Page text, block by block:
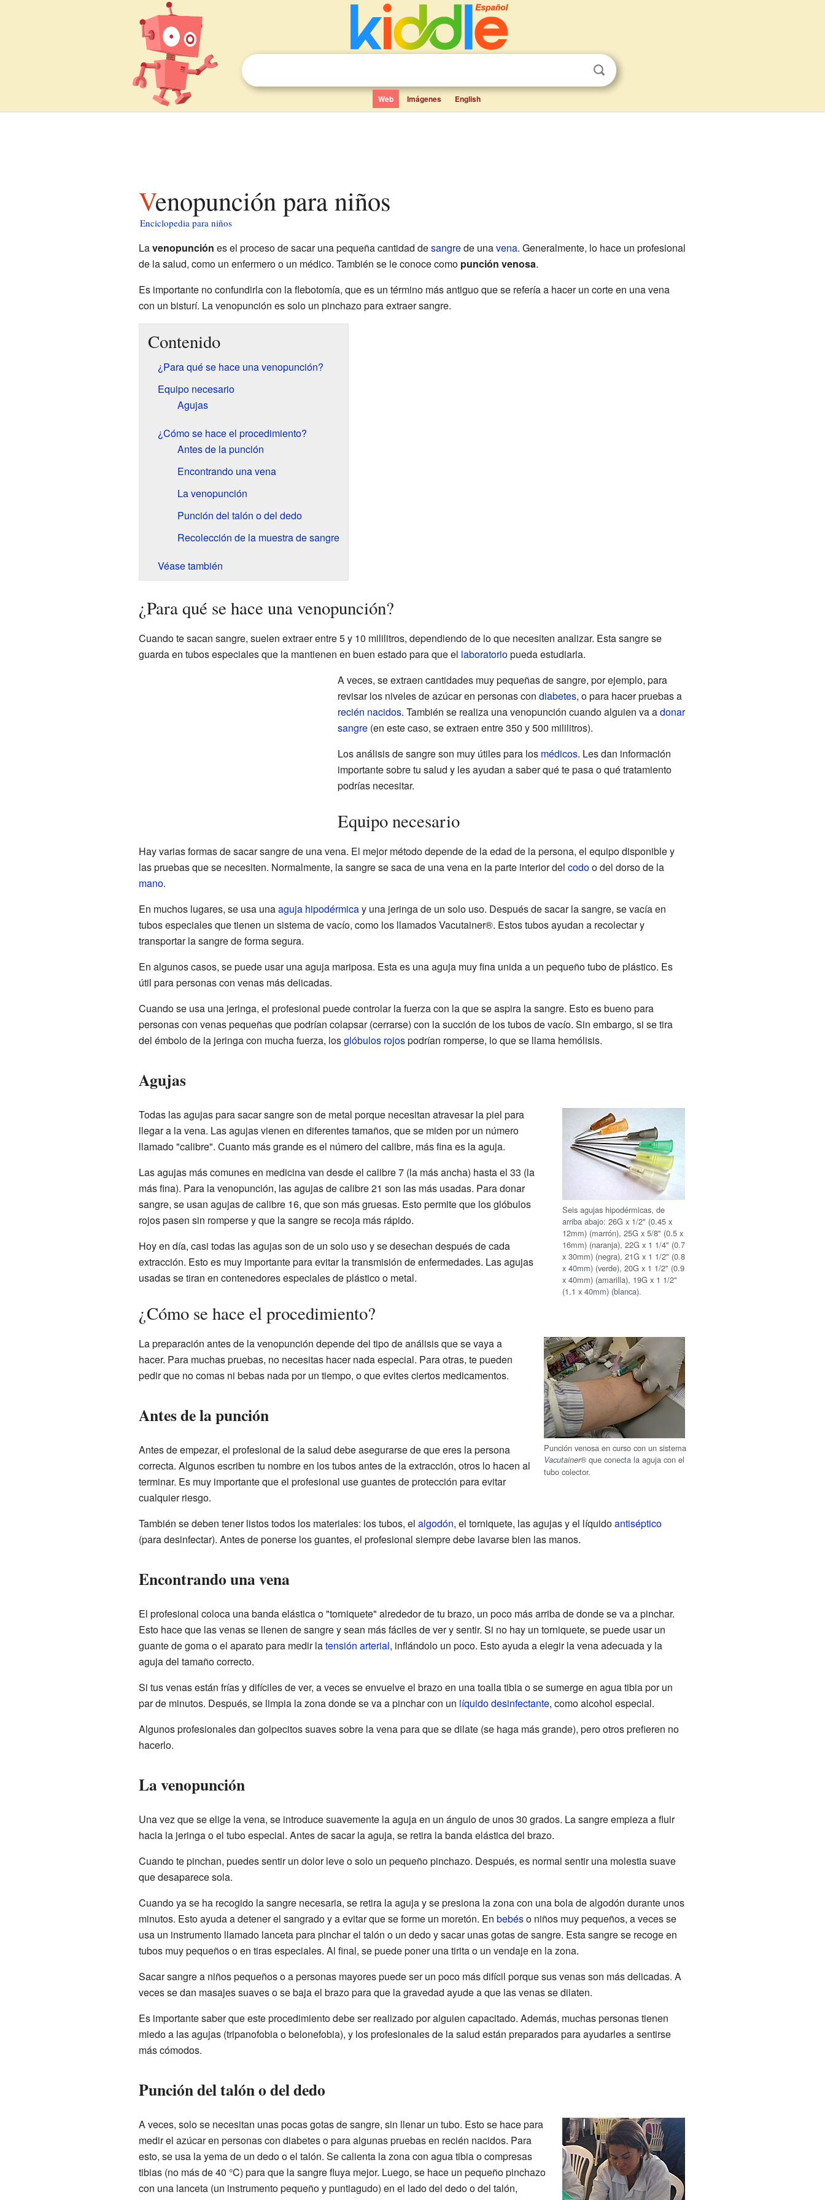
Web Imágenes English
Venopunción para niños
Enciclopedia para niños
Lavenopunción es el proceso de sacar una pequeña cantidad desangrede unavena. Generalmente, lo hace un profesional
de la salud, como un enfermero o un médico. También se le conoce como punción venosa.
Es importante no confundirla con la flebotomía, que es un término más antiguo que se refería a hacer un corte en una vena
con un bisturí. La venopunción es solo un pinchazo para extraer sangre.
Contenido
¿Para qué se hace una venopunción?
Equipo necesario
Agujas
¿Cómo se hace el procedimiento?
Antes de la punción
Encontrando una vena
La venopunción
Punción del talón o del dedo
Recolección de la muestra de sangre
Véase también
¿Para qué se hace una venopunción?
Cuando te sacan sangre, suelen extraer entre 5 y 10 mililitros, dependiendo de lo que necesiten analizar. Esta sangre se
guarda en tubos especiales que la mantienen en buen estado para que el laboratoriopueda estudiarla.
A veces, se extraen cantidades muy pequeñas de sangre, por ejemplo, para
revisar los niveles de azúcar en personas con diabetes, o para hacer pruebas a
recién nacidos. También se realiza una venopunción cuando alguien va adonar
sangre(en este caso, se extraen entre 350 y 500 mililitros).
Los análisis de sangre son muy útiles para los médicos. Les dan información
importante sobre tu salud y les ayudan a saber qué te pasa o qué tratamiento
podrías necesitar.
Equipo necesario
Hay varias formas de sacar sangre de una vena. El mejor método depende de la edad de la persona, el equipo disponible y
las pruebas que se necesiten. Normalmente, la sangre se saca de una vena en la parte interior del codoo del dorso de la
mano.
En muchos lugares, se usa unaaguja hipodérmicay una jeringa de un solo uso. Después de sacar la sangre, se vacía en
tubos especiales que tienen un sistema de vacío, como los llamados Vacutainer®. Estos tubos ayudan a recolectar y
transportar la sangre de forma segura.
En algunos casos, se puede usar una aguja mariposa. Esta es una aguja muy fina unida a un pequeño tubo de plástico. Es
útil para personas con venas más delicadas.
Cuando se usa una jeringa, el profesional puede controlar la fuerza con la que se aspira la sangre. Esto es bueno para
personas con venas pequeñas que podrían colapsar (cerrarse) con la succión de los tubos de vacío. Sin embargo, si se tira
del émbolo de la jeringa con mucha fuerza, losglóbulos rojospodrían romperse, lo que se llama hemólisis.
Agujas
Seis agujas hipodérmicas, de
arriba abajo: 26G x 1/2" (0.45 x
12mm) (marrón), 25G x 5/8" (0.5 x
16mm) (naranja), 22G x 1 1/4" (0.7
x 30mm) (negra), 21G x 1 1/2" (0.8
x 40mm) (verde), 20G x 1 1/2" (0.9
x 40mm) (amarilla), 19G x 1 1/2"
(1.1 x 40mm) (blanca).
Todas las agujas para sacar sangre son de metal porque necesitan atravesar la piel para
llegar a la vena. Las agujas vienen en diferentes tamaños, que se miden por un número
llamado "calibre". Cuanto más grande es el número del calibre, más fina es la aguja.
Las agujas más comunes en medicina van desde el calibre 7 (la más ancha) hasta el 33 (la
más fina). Para la venopunción, las agujas de calibre 21 son las más usadas. Para donar
sangre, se usan agujas de calibre 16, que son más gruesas. Esto permite que los glóbulos
rojos pasen sin romperse y que la sangre se recoja más rápido.
Hoy en día, casi todas las agujas son de un solo uso y se desechan después de cada
extracción. Esto es muy importante para evitar la transmisión de enfermedades. Las agujas
usadas se tiran en contenedores especiales de plástico o metal.
¿Cómo se hace el procedimiento?
Punción venosa en curso con un sistema
Vacutainer® que conecta la aguja con el
tubo colector.
La preparación antes de la venopunción depende del tipo de análisis que se vaya a
hacer. Para muchas pruebas, no necesitas hacer nada especial. Para otras, te pueden
pedir que no comas ni bebas nada por un tiempo, o que evites ciertos medicamentos.
Antes de la punción
Antes de empezar, el profesional de la salud debe asegurarse de que eres la persona
correcta. Algunos escriben tu nombre en los tubos antes de la extracción, otros lo hacen al
terminar. Es muy importante que el profesional use guantes de protección para evitar
cualquier riesgo.
También se deben tener listos todos los materiales: los tubos, el algodón, el torniquete, las agujas y el líquidoantiséptico
(para desinfectar). Antes de ponerse los guantes, el profesional siempre debe lavarse bien las manos.
Encontrando una vena
El profesional coloca una banda elástica o "torniquete" alrededor de tu brazo, un poco más arriba de donde se va a pinchar.
Esto hace que las venas se llenen de sangre y sean más fáciles de ver y sentir. Si no hay un torniquete, se puede usar un
guante de goma o el aparato para medir latensión arterial, inflándolo un poco. Esto ayuda a elegir la vena adecuada y la
aguja del tamaño correcto.
Si tus venas están frías y difíciles de ver, a veces se envuelve el brazo en una toalla tibia o se sumerge en agua tibia por un
par de minutos. Después, se limpia la zona donde se va a pinchar con un líquido desinfectante, como alcohol especial.
Algunos profesionales dan golpecitos suaves sobre la vena para que se dilate (se haga más grande), pero otros prefieren no
hacerlo.
La venopunción
Una vez que se elige la vena, se introduce suavemente la aguja en un ángulo de unos 30 grados. La sangre empieza a fluir
hacia la jeringa o el tubo especial. Antes de sacar la aguja, se retira la banda elástica del brazo.
Cuando te pinchan, puedes sentir un dolor leve o solo un pequeño pinchazo. Después, es normal sentir una molestia suave
que desaparece sola.
Cuando ya se ha recogido la sangre necesaria, se retira la aguja y se presiona la zona con una bola de algodón durante unos
minutos. Esto ayuda a detener el sangrado y a evitar que se forme un moretón. En bebéso niños muy pequeños, a veces se
usa un instrumento llamado lanceta para pinchar el talón o un dedo y sacar unas gotas de sangre. Esta sangre se recoge en
tubos muy pequeños o en tiras especiales. Al final, se puede poner una tirita o un vendaje en la zona.
Sacar sangre a niños pequeños o a personas mayores puede ser un poco más difícil porque sus venas son más delicadas. A
veces se dan masajes suaves o se baja el brazo para que la gravedad ayude a que las venas se dilaten.
Es importante saber que este procedimiento debe ser realizado por alguien capacitado. Además, muchas personas tienen
miedo a las agujas (tripanofobia o belonefobia), y los profesionales de la salud están preparados para ayudarles a sentirse
más cómodos.
Punción del talón o del dedo
A veces, solo se necesitan unas pocas gotas de sangre, sin llenar un tubo. Esto se hace para
medir el azúcar en personas con diabetes o para algunas pruebas en recién nacidos. Para
esto, se usa la yema de un dedo o el talón. Se calienta la zona con agua tibia o compresas
tibias (no más de 40 °C) para que la sangre fluya mejor. Luego, se hace un pequeño pinchazo
con una lanceta (un instrumento pequeño y puntiagudo) en el lado del dedo o del talón,